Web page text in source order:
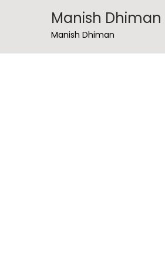
Manish Dhiman
Manish Dhiman